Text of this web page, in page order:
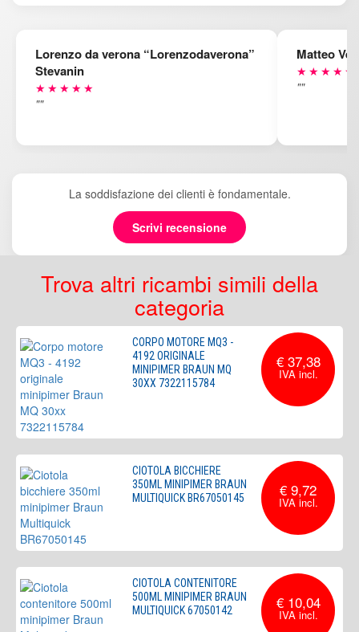
Lorenzo da verona “Lorenzodaverona”
Stevanin
★★★★★
""
Matteo
★★★★★
""
La soddisfazione dei clienti è fondamentale.
Scrivi recensione
Trova altri ricambi simili della
categoria
CORPO MOTORE MQ3 -
4192 ORIGINALE
MINIPIMER BRAUN MQ
30XX 7322115784
€ 37,38
CIOTOLA BICCHIERE
350ML MINIPIMER BRAUN
MULTIQUICK BR67050145
€ 9,72
CIOTOLA CONTENITORE
500ML MINIPIMER BRAUN
MULTIQUICK 67050142
€ 10,04